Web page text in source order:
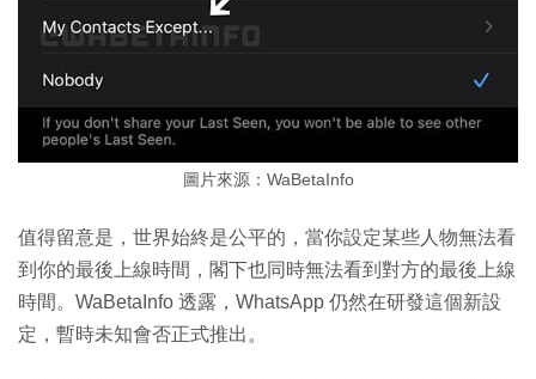
圖片來源：WaBetaInfo
值得留意是，世界始終是公平的，當你設定某些人物無法看
到你的最後上線時間，閣下也同時無法看到對方的最後上線
時間。WaBetaInfo 透露，WhatsApp 仍然在研發這個新設
定，暫時未知會否正式推出。